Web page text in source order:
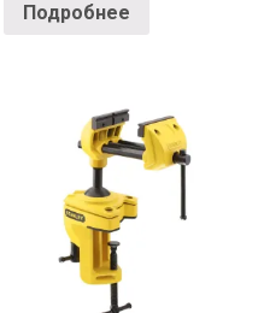
Подробнее